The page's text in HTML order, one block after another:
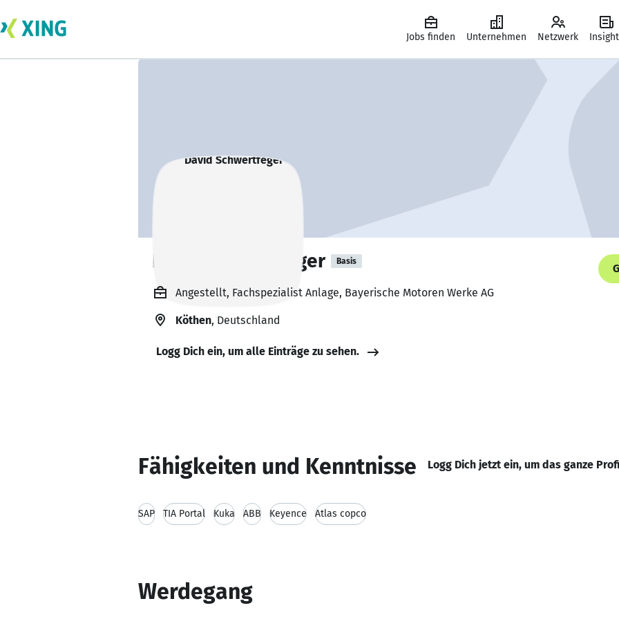
Jobs finden Unternehmen Netzwerk
David Schwertfeger Basis
Angestellt, Fachspezialist Anlage, Bayerische Motoren Werke AG
Köthen, Deutschland
Logg Dich ein, um alle Einträge zu sehen.
Fähigkeiten und Kenntnisse Logg Dich jetzt ein, um das ganze
SAP TIA Portal Kuka ABB Keyence Atlas copco
Werdegang